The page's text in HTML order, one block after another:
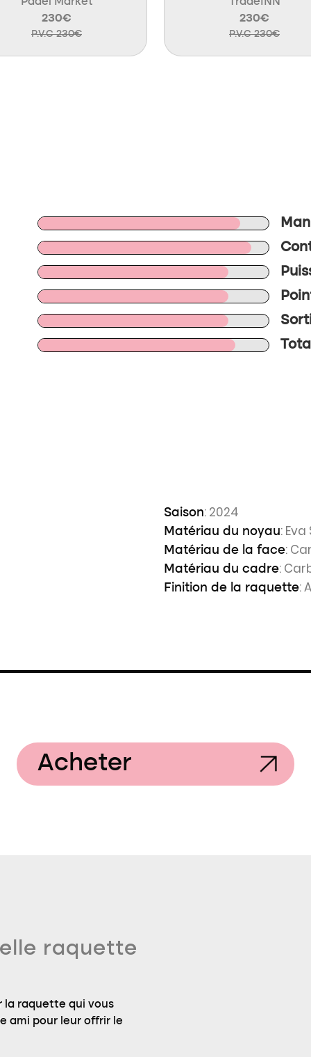
230€
P.V.C 230€
230€
P.V.C 230€
Saison: 2024
Matériau du noyau:
Matériau de la face:
Matériau du cadre:
Finition de la raquette:
Acheter
raquette
la raquette qui vous
ami pour leur offrir le